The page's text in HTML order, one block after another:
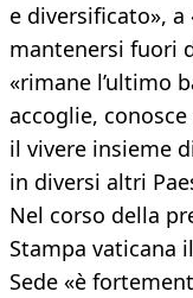
e diversificato»,
mantenersi fuori
«rimane l’ultimo
accoglie,
il vivere insieme
in diversi altri
Nel corso della
Stampa vaticana
Sede «è